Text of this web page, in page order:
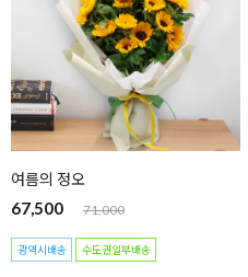
여름의 정오
67,500 71,000
광역시배송 수도권일부배송